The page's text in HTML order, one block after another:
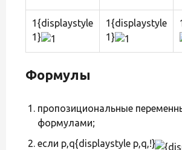
1{displaystyle
1}
1{displaystyle
1}
Формулы
пропозициональные
формулами;
если p,q{displaystyle p,q,!}